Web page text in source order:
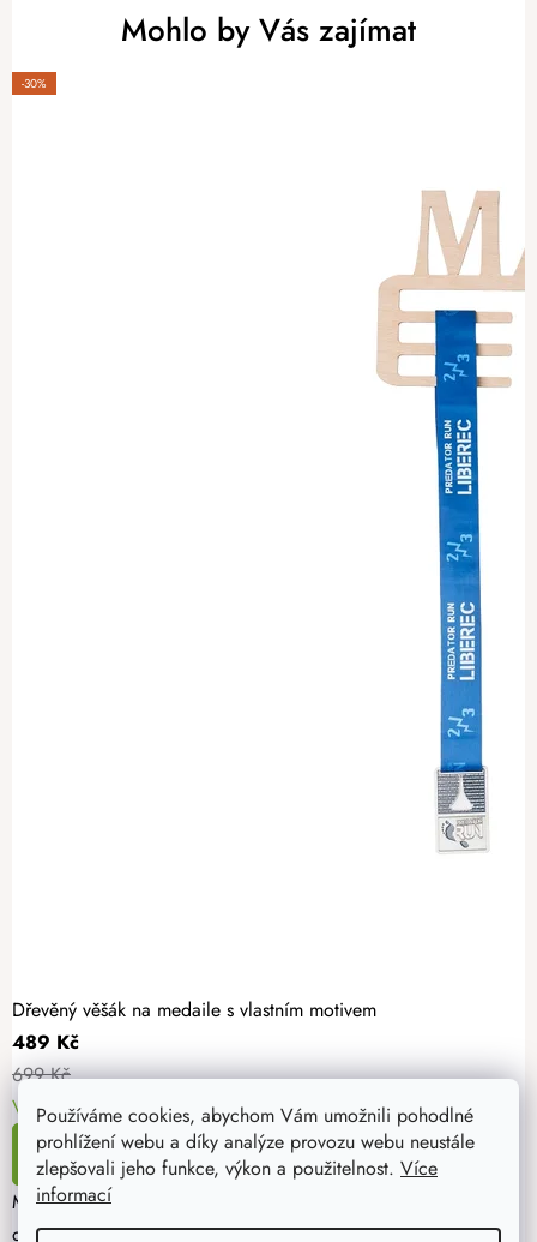
Používáme cookies, abychom Vám umožnili pohodlné
prohlížení webu a díky analýze provozu webu neustále
zlepšovali jeho funkce, výkon a použitelnost. Více
informací
Mohlo by Vás zajímat
-30%
Dřevěný věšák na medaile s vlastním motivem
489 Kč
699 Kč
Vyrobíme na míru10. - 11. 8. u vás
DETAIL
Máte ve svém okolí zapáleného sportovce a chcete ho potěšit?
dílny.